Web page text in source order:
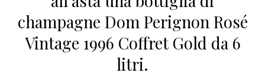
champagne Dom Perignon Rosé
Vintage 1996 Coffret Gold da 6
litri.